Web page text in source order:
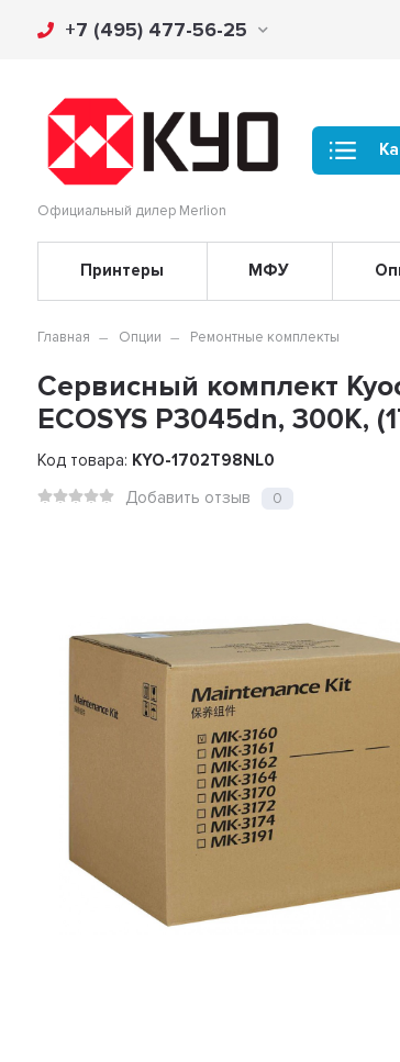
+7 (495) 477-56-25
Официальный дилер Merlion
Принтеры МФУ
Главная Опции Ремонтные комплекты
Сервисный комплект
ECOSYS P3045dn, 300K,
Код товара: KYO-1702T98NL0
Добавить отзыв
0